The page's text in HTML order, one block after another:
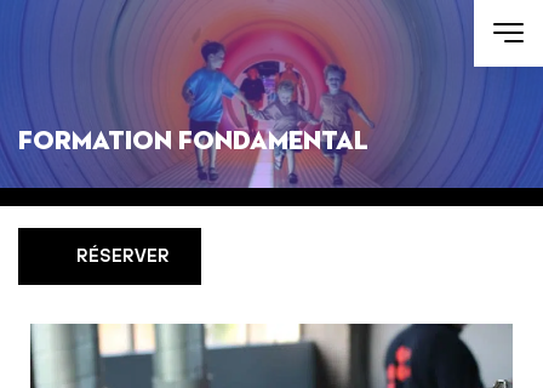
Aller au contenu
Formation fondamental
RÉSERVER